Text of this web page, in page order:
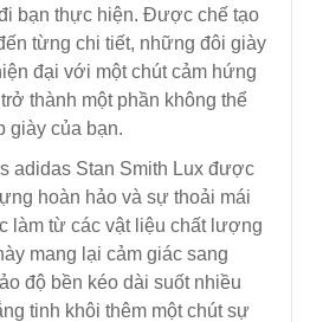
bạn thực hiện. Được chế tạo
từng chi tiết, những đôi giày
đại với một chút cảm hứng
thành một phần không thể
giày của bạn.
adidas Stan Smith Lux được
hoàn hảo và sự thoải mái
làm từ các vật liệu chất lượng
mang lại cảm giác sang
độ bền kéo dài suốt nhiều
tinh khôi thêm một chút sự